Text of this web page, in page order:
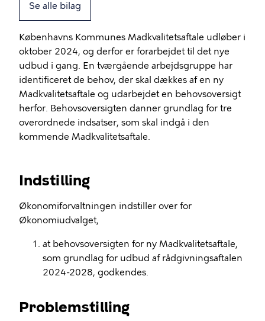
Se alle bilag
Københavns Kommunes Madkvalitetsaftale udløber i
oktober 2024, og derfor er forarbejdet til det nye
udbud i gang. En tværgående arbejdsgruppe har
identificeret de behov, der skal dækkes af en ny
Madkvalitetsaftale og udarbejdet en behovsoversigt
herfor. Behovsoversigten danner grundlag for tre
overordnede indsatser, som skal indgå i den
kommende Madkvalitetsaftale.
Indstilling
Økonomiforvaltningen indstiller over for
Økonomiudvalget,
at behovsoversigten for ny Madkvalitetsaftale,
som grundlag for udbud af rådgivningsaftalen
2024-2028, godkendes.
Problemstilling